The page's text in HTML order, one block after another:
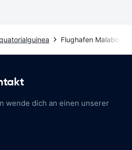
Flughafen Malabo
wende dich an einen unserer